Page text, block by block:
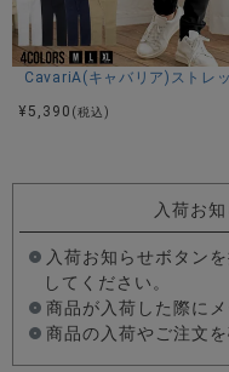
CavariA(キャバリア)ストレ
¥ 5,390 (税込)
入荷お
入荷お知らせボタン
してください。
商品が入荷した際に
商品の入荷やご注文